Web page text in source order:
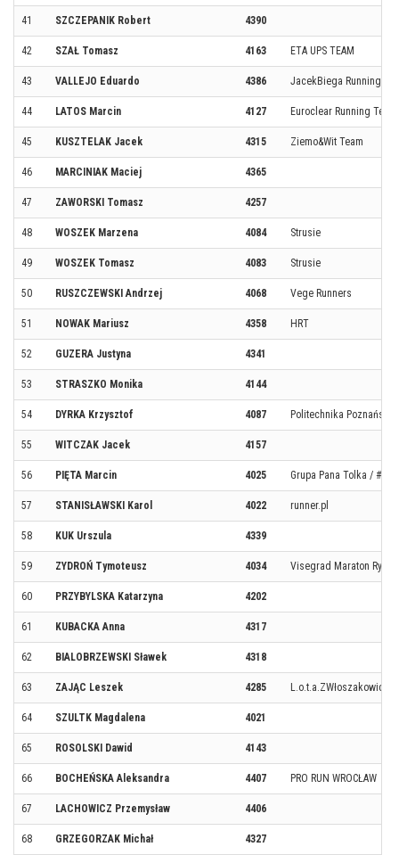
41 SZCZEPANIK Robert 4390
42 SZAŁ Tomasz 4163 ETA UPS TEAM
43 VALLEJO Eduardo 4386 JacekBiega Running
44 LATOS Marcin 4127 Euroclear Running Team
45 KUSZTELAK Jacek 4315 Ziemo&Wit Team
46 MARCINIAK Maciej 4365
47 ZAWORSKI Tomasz 4257
48 WOSZEK Marzena 4084 Strusie
49 WOSZEK Tomasz 4083 Strusie
50 RUSZCZEWSKI Andrzej 4068 Vege Runners
51 NOWAK Mariusz 4358 HRT
52 GUZERA Justyna 4341
53 STRASZKO Monika 4144
54 DYRKA Krzysztof 4087 Politechnika Poznańska
55 WITCZAK Jacek 4157
56 PIĘTA Marcin 4025 Grupa Pana Tolka /
57 STANISŁAWSKI Karol 4022 runner.pl
58 KUK Urszula 4339
59 ZYDROŃ Tymoteusz 4034 Visegrad Maraton Rytro
60 PRZYBYLSKA Katarzyna 4202
61 KUBACKA Anna 4317
62 BIALOBRZEWSKI Sławek 4318
63 ZAJĄC Leszek 4285 L.o.t.a.ZWłoszakowice
64 SZULTK Magdalena 4021
65 ROSOLSKI Dawid 4143
66 BOCHEŃSKA Aleksandra 4407 PRO RUN WROCŁAW
67 LACHOWICZ Przemysław 4406
68 GRZEGORZAK Michał 4327